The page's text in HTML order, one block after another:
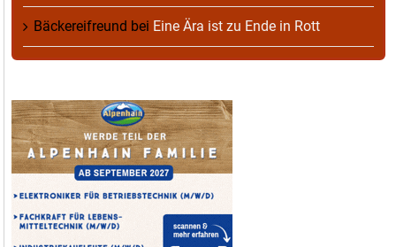
Bäckereifreund bei Eine Ära ist zu Ende in Rott